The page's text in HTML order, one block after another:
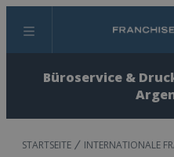
Menü
Büroservice &
STARTSEITE
INTERNATIONALE